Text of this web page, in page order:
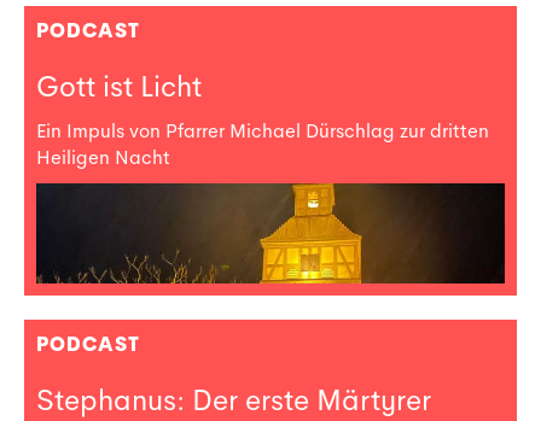
PODCAST
Gott ist Licht
Ein Impuls von Pfarrer Michael Dürschlag zur dritten
Heiligen Nacht
PODCAST
Stephanus: Der erste Märtyrer